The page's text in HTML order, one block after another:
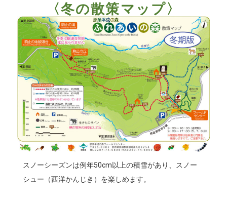
〈冬の散策マップ〉
スノーシーズンは例年50cm以上の積雪があり、スノー
シュー（西洋かんじき）を楽しめます。